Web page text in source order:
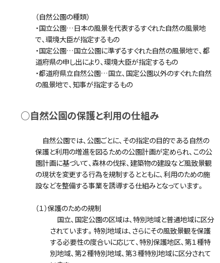
（自然公園の種類）
・国立公園…日本の風景を代表するすぐれた自然の風景地
で、環境大臣が指定するもの
・国定公園…国立公園に準ずるすぐれた自然の風景地で、都
道府県の申し出により、環境大臣が指定するもの
・都道府県立自然公園…国立、国定公園以外のすぐれた自然
の風景地で、知事が指定するもの
○自然公園の保護と利用の仕組み
自然公園では、公園ごとに、その指定の目的である自然の
保護と利用の増進を図るための公園計画が定められ、この公
園計画に基づいて、森林の伐採、建築物の建設など風致景観
の現状を変更する行為を規制するとともに、利用のための施
設などを整備する事業を誘導する仕組みとなっています。
（１）保護のための規制
国立、国定公園の区域は、特別地域と普通地域に区分
されています。特別地域は、さらにその風致景観を保護
する必要性の度合いに応じて、特別保護地区、第１種特
別地域、第２種特別地域、第３種特別地域に区分されて